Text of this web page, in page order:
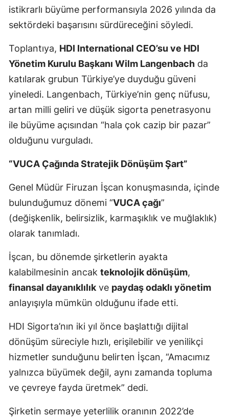
Gaziantep
Giresun
Gümüşhane
Hakkari
Hatay
Isparta
Mersin
Kars
Kastamonu
Kırklareli
Kırşehir
Kocaeli
Konya
Kütahya
Malatya
Manisa
Kahramanmaraş
istikrarlı büyüme performansıyla 2026 yılında da
sektördeki başarısını sürdüreceğini söyledi.
Toplantıya, HDI International CEO’su ve HDI
Yönetim Kurulu Başkanı Wilm Langenbach da
katılarak grubun Türkiye’ye duyduğu güveni
yineledi. Langenbach, Türkiye’nin genç nüfusu,
artan milli geliri ve düşük sigorta penetrasyonu
ile büyüme açısından “hala çok cazip bir pazar”
olduğunu vurguladı.
“VUCA Çağında Stratejik Dönüşüm Şart”
Genel Müdür Firuzan İşcan konuşmasında, içinde
bulunduğumuz dönemi “VUCA çağı”
(değişkenlik, belirsizlik, karmaşıklık ve muğlaklık)
olarak tanımladı.
İşcan, bu dönemde şirketlerin ayakta
kalabilmesinin ancak teknolojik dönüşüm,
finansal dayanıklılık ve paydaş odaklı yönetim
anlayışıyla mümkün olduğunu ifade etti.
HDI Sigorta’nın iki yıl önce başlattığı dijital
dönüşüm süreciyle hızlı, erişilebilir ve yenilikçi
hizmetler sunduğunu belirten İşcan, “Amacımız
yalnızca büyümek değil, aynı zamanda topluma
ve çevreye fayda üretmek” dedi.
Şirketin sermaye yeterlilik oranının 2022’de